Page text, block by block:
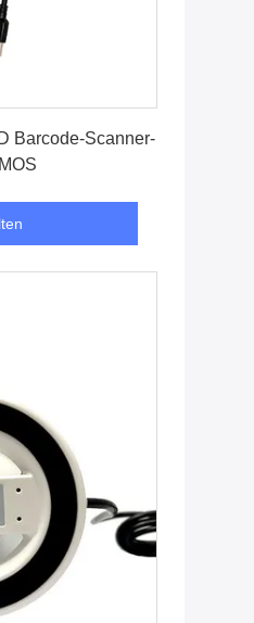
Barcode-Scanner-